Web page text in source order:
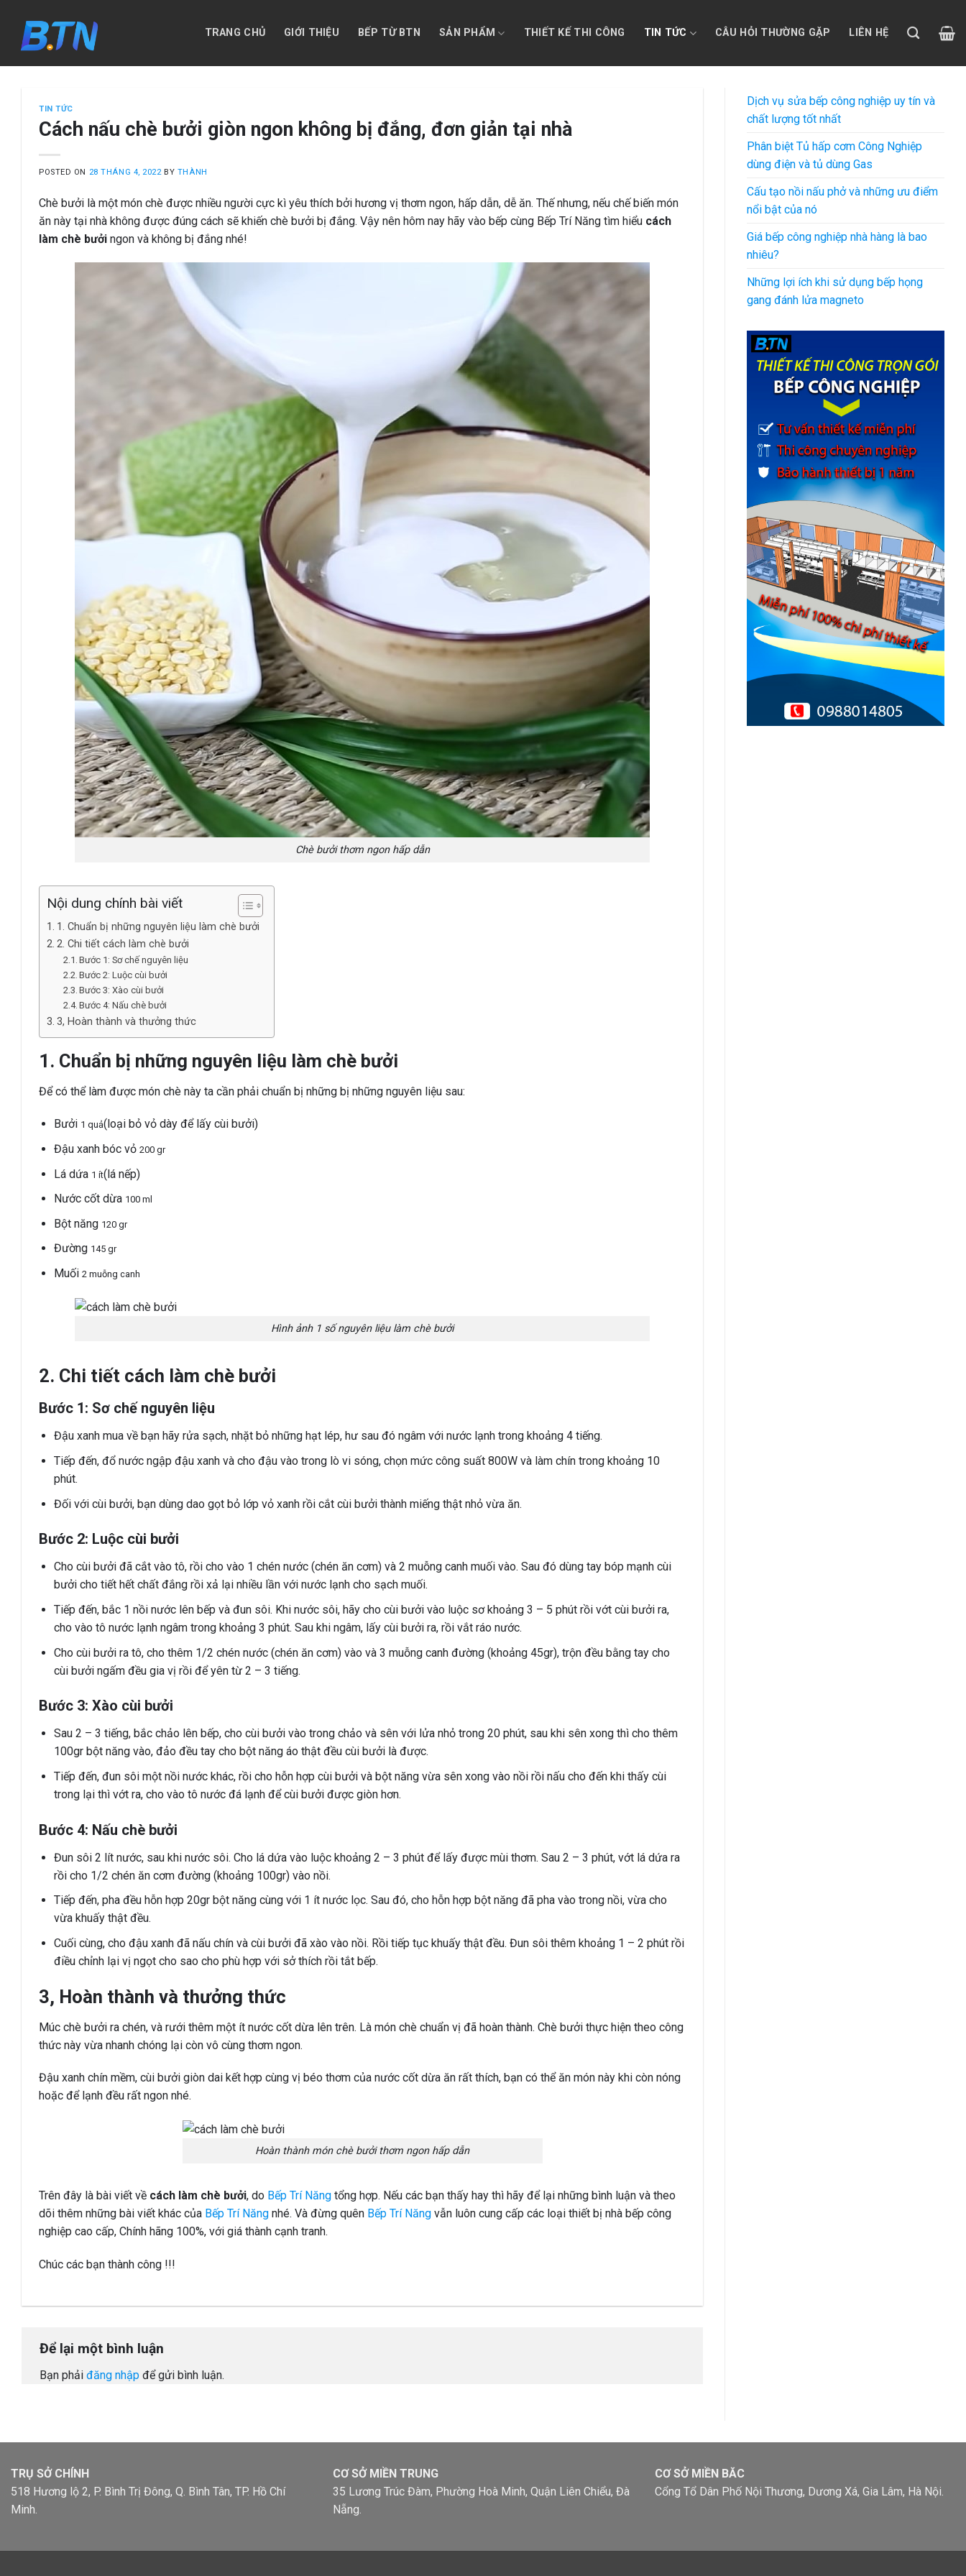
content
TRANG CHỦ GIỚI THIỆU BẾP TỪ BTN SẢN PHẨM THIẾT KẾ THI CÔNG TIN TỨC CÂU HỎI THƯỜNG GẶP LIÊN HỆ
TIN TỨC
Cách nấu chè bưởi giòn ngon không bị đắng, đơn giản tại nhà
POSTED ON 28 THÁNG 4, 2022 BY THÀNH
Chè bưởi là một món chè được nhiều người cực kì yêu thích bởi hương vị thơm ngon, hấp dẫn, dễ ăn. Thế nhưng, nếu chế biến món
ăn này tại nhà không được đúng cách sẽ khiến chè bưởi bị đắng. Vậy nên hôm nay hãy vào bếp cùng Bếp Trí Năng tìm hiểu cách
làm chè bưởi ngon và không bị đắng nhé!
Chè bưởi thơm ngon hấp dẫn
Nội dung chính bài viết
1. Chuẩn bị những nguyên liệu làm chè bưởi
2. Chi tiết cách làm chè bưởi
Bước 1: Sơ chế nguyên liệu
Bước 2: Luộc cùi bưởi
Bước 3: Xào cùi bưởi
Bước 4: Nấu chè bưởi
3, Hoàn thành và thưởng thức
1. Chuẩn bị những nguyên liệu làm chè bưởi
Để có thể làm được món chè này ta cần phải chuẩn bị những bị những nguyên liệu sau:
Bưởi 1 quả(loại bỏ vỏ dày để lấy cùi bưởi)
Đậu xanh bóc vỏ 200 gr
Lá dứa 1 ít(lá nếp)
Nước cốt dừa 100 ml
Bột năng 120 gr
Đường 145 gr
Muối 2 muỗng canh
Hình ảnh 1 số nguyên liệu làm chè bưởi
2. Chi tiết cách làm chè bưởi
Bước 1: Sơ chế nguyên liệu
Đậu xanh mua về bạn hãy rửa sạch, nhặt bỏ những hạt lép, hư sau đó ngâm với nước lạnh trong khoảng 4 tiếng.
Tiếp đến, đổ nước ngập đậu xanh và cho đậu vào trong lò vi sóng, chọn mức công suất 800W và làm chín trong khoảng 10
phút.
Đối với cùi bưởi, bạn dùng dao gọt bỏ lớp vỏ xanh rồi cắt cùi bưởi thành miếng thật nhỏ vừa ăn.
Bước 2: Luộc cùi bưởi
Cho cùi bưởi đã cắt vào tô, rồi cho vào 1 chén nước (chén ăn cơm) và 2 muỗng canh muối vào. Sau đó dùng tay bóp mạnh cùi
bưởi cho tiết hết chất đắng rồi xả lại nhiều lần với nước lạnh cho sạch muối.
Tiếp đến, bắc 1 nồi nước lên bếp và đun sôi. Khi nước sôi, hãy cho cùi bưởi vào luộc sơ khoảng 3 – 5 phút rồi vớt cùi bưởi ra,
cho vào tô nước lạnh ngâm trong khoảng 3 phút. Sau khi ngâm, lấy cùi bưởi ra, rồi vắt ráo nước.
Cho cùi bưởi ra tô, cho thêm 1/2 chén nước (chén ăn cơm) vào và 3 muỗng canh đường (khoảng 45gr), trộn đều bằng tay cho
cùi bưởi ngấm đều gia vị rồi để yên từ 2 – 3 tiếng.
Bước 3: Xào cùi bưởi
Sau 2 – 3 tiếng, bắc chảo lên bếp, cho cùi bưởi vào trong chảo và sên với lửa nhỏ trong 20 phút, sau khi sên xong thì cho thêm
100gr bột năng vào, đảo đều tay cho bột năng áo thật đều cùi bưởi là được.
Tiếp đến, đun sôi một nồi nước khác, rồi cho hỗn hợp cùi bưởi và bột năng vừa sên xong vào nồi rồi nấu cho đến khi thấy cùi
trong lại thì vớt ra, cho vào tô nước đá lạnh để cùi bưởi được giòn hơn.
Bước 4: Nấu chè bưởi
Đun sôi 2 lít nước, sau khi nước sôi. Cho lá dứa vào luộc khoảng 2 – 3 phút để lấy được mùi thơm. Sau 2 – 3 phút, vớt lá dứa ra
rồi cho 1/2 chén ăn cơm đường (khoảng 100gr) vào nồi.
Tiếp đến, pha đều hỗn hợp 20gr bột năng cùng với 1 ít nước lọc. Sau đó, cho hỗn hợp bột năng đã pha vào trong nồi, vừa cho
vừa khuấy thật đều.
Cuối cùng, cho đậu xanh đã nấu chín và cùi bưởi đã xào vào nồi. Rồi tiếp tục khuấy thật đều. Đun sôi thêm khoảng 1 – 2 phút rồi
điều chỉnh lại vị ngọt cho sao cho phù hợp với sở thích rồi tắt bếp.
3, Hoàn thành và thưởng thức
Múc chè bưởi ra chén, và rưới thêm một ít nước cốt dừa lên trên. Là món chè chuẩn vị đã hoàn thành. Chè bưởi thực hiện theo công
thức này vừa nhanh chóng lại còn vô cùng thơm ngon.
Đậu xanh chín mềm, cùi bưởi giòn dai kết hợp cùng vị béo thơm của nước cốt dừa ăn rất thích, bạn có thể ăn món này khi còn nóng
hoặc để lạnh đều rất ngon nhé.
Hoàn thành món chè bưởi thơm ngon hấp dẫn
Trên đây là bài viết về cách làm chè bưởi, do Bếp Trí Năng tổng hợp. Nếu các bạn thấy hay thì hãy để lại những bình luận và theo
dõi thêm những bài viết khác của Bếp Trí Năng nhé. Và đừng quên Bếp Trí Năng vẫn luôn cung cấp các loại thiết bị nhà bếp công
nghiệp cao cấp, Chính hãng 100%, với giá thành cạnh tranh.
Chúc các bạn thành công !!!
Để lại một bình luận
Bạn phải đăng nhập để gửi bình luận.
Dịch vụ sửa bếp công nghiệp uy tín và
chất lượng tốt nhất
Phân biệt Tủ hấp cơm Công Nghiệp
dùng điện và tủ dùng Gas
Cấu tạo nồi nấu phở và những ưu điểm
nổi bật của nó
Giá bếp công nghiệp nhà hàng là bao
nhiêu?
Những lợi ích khi sử dụng bếp họng
gang đánh lửa magneto
TRỤ SỞ CHÍNH
518 Hương lộ 2, P. Bình Trị Đông, Q. Bình Tân, TP. Hồ Chí
Minh.
CƠ SỞ MIỀN TRUNG
35 Lương Trúc Đàm, Phường Hoà Minh, Quận Liên Chiểu, Đà
Nẵng.
CƠ SỞ MIỀN BĂC
Cổng Tổ Dân Phố Nội Thương, Dương Xá, Gia Lâm, Hà Nội.